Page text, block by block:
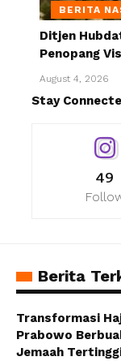
BERITA
Ditjen
Penopang
August 4, 2026
Stay
49
Berita
Transformasi
Prabowo
Jemaah